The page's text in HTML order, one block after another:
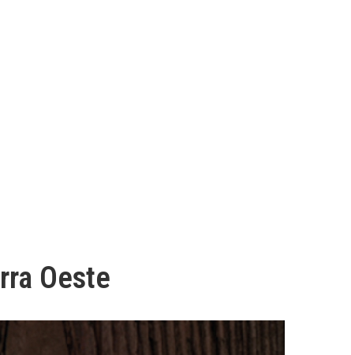
Oeste